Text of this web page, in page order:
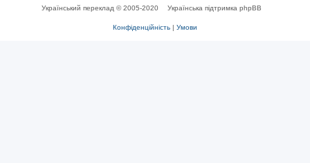
Український переклад © 2005-2020 Українська підтримка phpBB
Конфіденційність | Умови